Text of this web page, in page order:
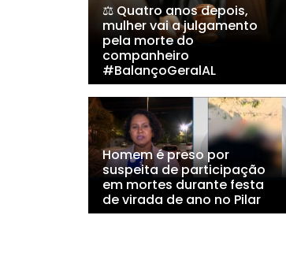
⚖️ Quatro anos depois,
mulher vai a julgamento
pela morte do
companheiro
#BalançoGeralAL
Homem é preso por
suspeita de participação
em mortes durante festa
de virada de ano no Pilar